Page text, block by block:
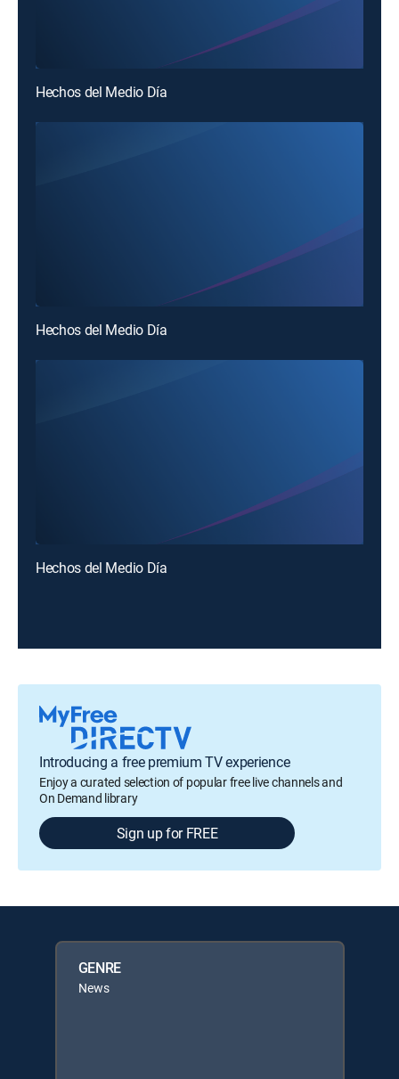
Hechos del Medio Día
Hechos del Medio Día
Hechos del Medio Día
Introducing a free premium TV experience
Enjoy a curated selection of popular free live channels and
On Demand library
Sign up for FREE
GENRE
News